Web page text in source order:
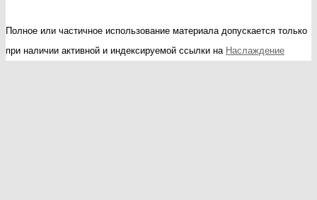
Полное или частичное использование материала допускается только
при наличии активной и индексируемой ссылки на Наслаждение